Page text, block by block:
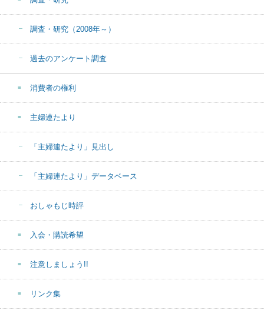
調査・研究（2008年～）
過去のアンケート調査
消費者の権利
主婦連たより
「主婦連たより」見出し
「主婦連たより」データベース
おしゃもじ時評
入会・購読希望
注意しましょう!!
リンク集